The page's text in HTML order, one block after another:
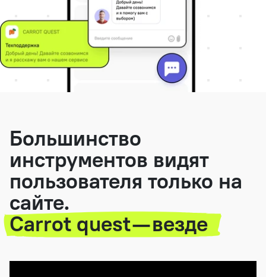
Большинство
инструментов видят
пользователя только на
сайте.
Carrot quest — везде